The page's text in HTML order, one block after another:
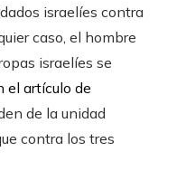
israelíes contra
caso, el hombre
israelíes se
el artículo de
de la unidad
contra los tres